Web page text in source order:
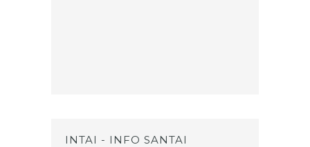
INTAI - INFO SANTAI